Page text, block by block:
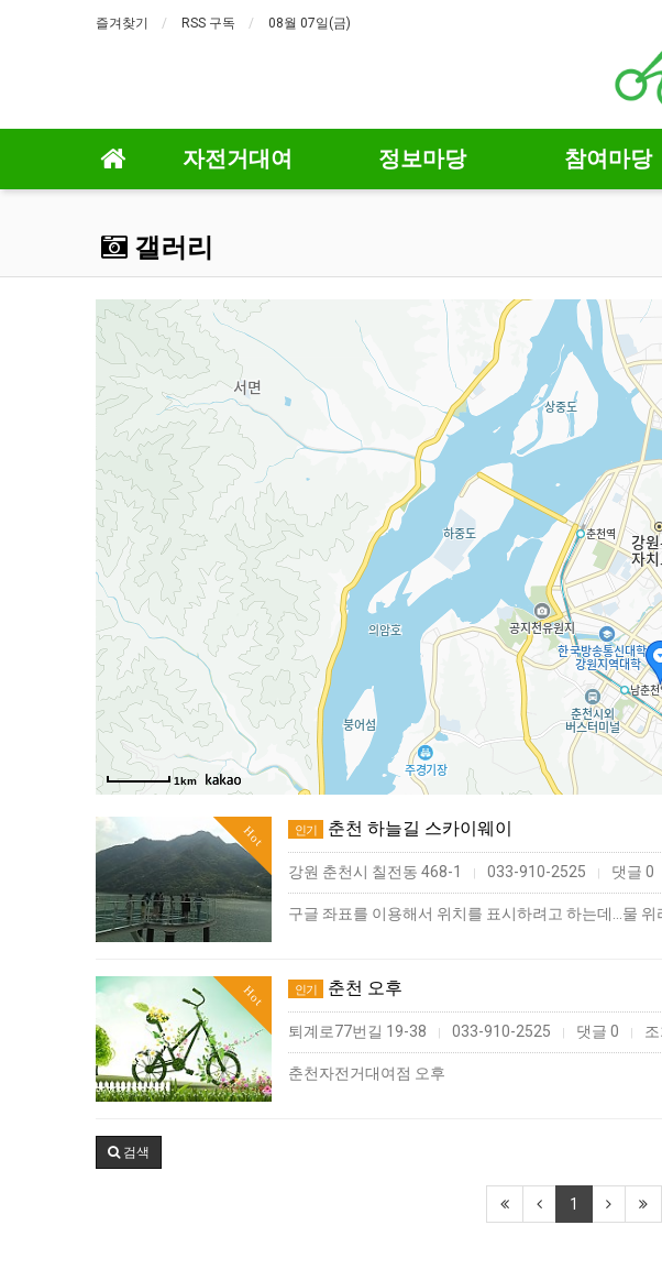
즐겨찾기 RSS 구독 08월 07일(금)
자전거대여 정보마당 참여마당
갤러리
1km
Hot 인기 춘천 하늘길 스카이웨이
강원 춘천시 칠전동 468-1 | 033-910-2525 | 댓글 0
Hot 인기 춘천 오후
퇴계로77번길 19-38 | 033-910-2525 | 댓글 0 |
춘천자전거대여점 오후
검색
1